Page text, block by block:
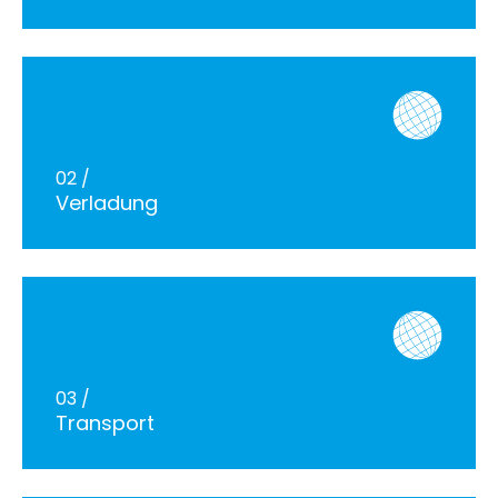
24h/ 365days
Mon - Fri 8:00am - 5:00pm
Get in touch
+44 1234 567 890
info@yourdomain.com
02 /
Verladung
03 /
Transport